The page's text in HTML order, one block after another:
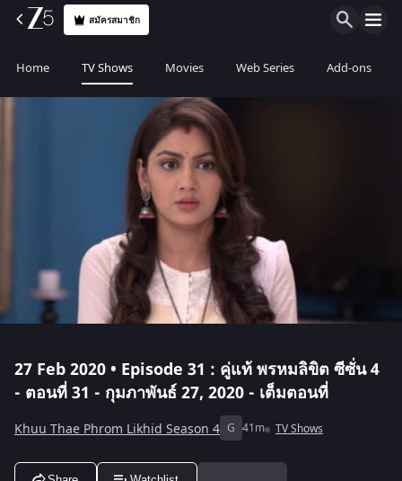
สมัครสมาชิก
Home TV Shows Movies Web Series Add-ons
27 Feb 2020 • Episode 31 : คู่แท้ พรหมลิขิต ซีซั่น 4
- ตอนที่ 31 - กุมภาพันธ์ 27, 2020 - เต็มตอนที่
Khuu Thae Phrom Likhid Season 4 G 41m TV Shows